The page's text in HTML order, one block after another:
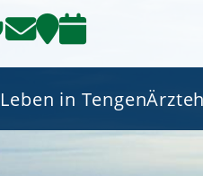
Leben in Tengen